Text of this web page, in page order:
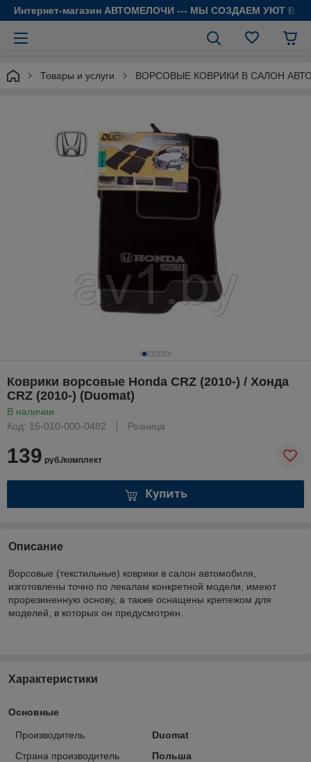
Интернет-магазин АВТОМЕЛОЧИ --- МЫ СОЗДАЕМ УЮТ В
Товары и услуги ВОРСОВЫЕ КОВРИКИ В САЛОН
Коврики ворсовые Honda CRZ (2010-) / Хонда
CRZ (2010-) (Duomat)
В наличии
Код: 15-010-000-0482
Розница
139 руб./комплект
Купить
Описание
Ворсовые (текстильные) коврики в салон автомобиля,
изготовлены точно по лекалам конкретной модели, имеют
прорезиненную основу, а также оснащены крепежом для
моделей, в которых он предусмотрен.
Характеристики
Основные
Производитель
Duomat
Страна производитель
Польша